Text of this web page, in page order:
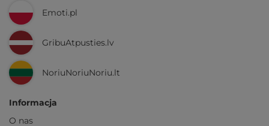
Emoti.pl
GribuAtpusties.lv
NoriuNoriuNoriu.lt
Informacja
O nas